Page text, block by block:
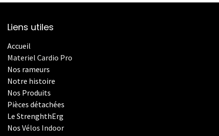
Liens utiles
Accueil
Materiel Cardio Pro
Nos rameurs
Notre histoire
Nos Produits
Pièces détachées
Le StrenghthErg
Nos Vélos Indoor